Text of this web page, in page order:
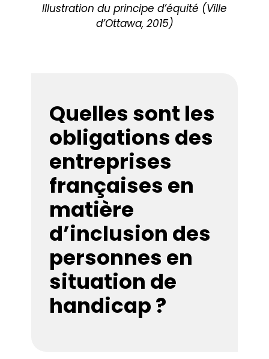
Illustration du principe d’équité (Ville
d’Ottawa, 2015)
Quelles sont les
obligations des
entreprises
françaises en
matière
d’inclusion des
personnes en
situation de
handicap ?